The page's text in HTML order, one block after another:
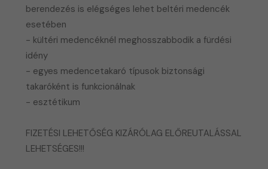
berendezés is elégséges lehet beltéri medencék
esetében
- kültéri medencéknél meghosszabbodik a fürdési
idény
- egyes medencetakaró típusok biztonsági
takaróként is funkcionálnak
​- esztétikum
FIZETÉSI LEHETŐSÉG KIZÁRÓLAG ELŐREUTALÁSSAL
LEHETSÉGES!!!